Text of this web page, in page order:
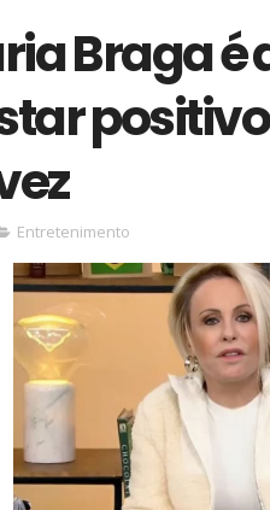
Braga é
Entretenimento